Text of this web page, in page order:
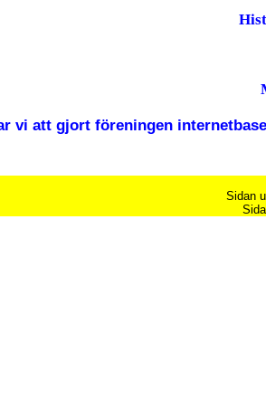
vi att gjort föreningen
Sidan